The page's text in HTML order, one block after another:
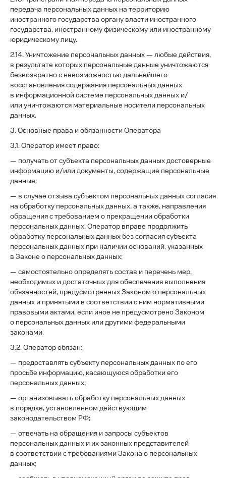
передача персональных данных на территорию
иностранного государства органу власти иностранного
государства, иностранному физическому или иностранному
юридическому лицу.
2.14. Уничтожение персональных данных — любые действия,
в результате которых персональные данные уничтожаются
безвозвратно с невозможностью дальнейшего
восстановления содержания персональных данных
в информационной системе персональных данных и/
или уничтожаются материальные носители персональных
данных.
3. Основные права и обязанности Оператора
3.1. Оператор имеет право:
— получать от субъекта персональных данных достоверные
информацию и/или документы, содержащие персональные
данные;
— в случае отзыва субъектом персональных данных согласия
на обработку персональных данных, а также, направления
обращения с требованием о прекращении обработки
персональных данных, Оператор вправе продолжить
обработку персональных данных без согласия субъекта
персональных данных при наличии оснований, указанных
в Законе о персональных данных;
— самостоятельно определять состав и перечень мер,
необходимых и достаточных для обеспечения выполнения
обязанностей, предусмотренных Законом о персональных
данных и принятыми в соответствии с ним нормативными
правовыми актами, если иное не предусмотрено Законом
о персональных данных или другими федеральными
законами.
3.2. Оператор обязан:
— предоставлять субъекту персональных данных по его
просьбе информацию, касающуюся обработки его
персональных данных;
— организовывать обработку персональных данных
в порядке, установленном действующим
законодательством РФ;
— отвечать на обращения и запросы субъектов
персональных данных и их законных представителей
в соответствии с требованиями Закона о персональных
данных;